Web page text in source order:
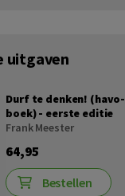
uitgaven
Durf te denken! (havo-
boek) - eerste editie
Frank Meester
64,95
Bestellen